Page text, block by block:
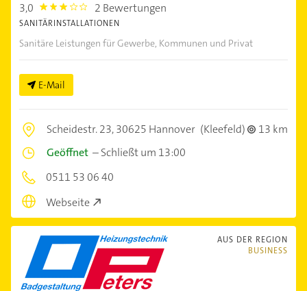
3,0 3.0 2 Bewertungen
SANITÄRINSTALLATIONEN
Sanitäre Leistungen für Gewerbe, Kommunen und Privat
E-Mail
Scheidestr. 23,30625 Hannover (Kleefeld)
13 km
Geöffnet –Schließt um 13:00
0511 53 06 40
Webseite
AUS DER REGION
BUSINESS